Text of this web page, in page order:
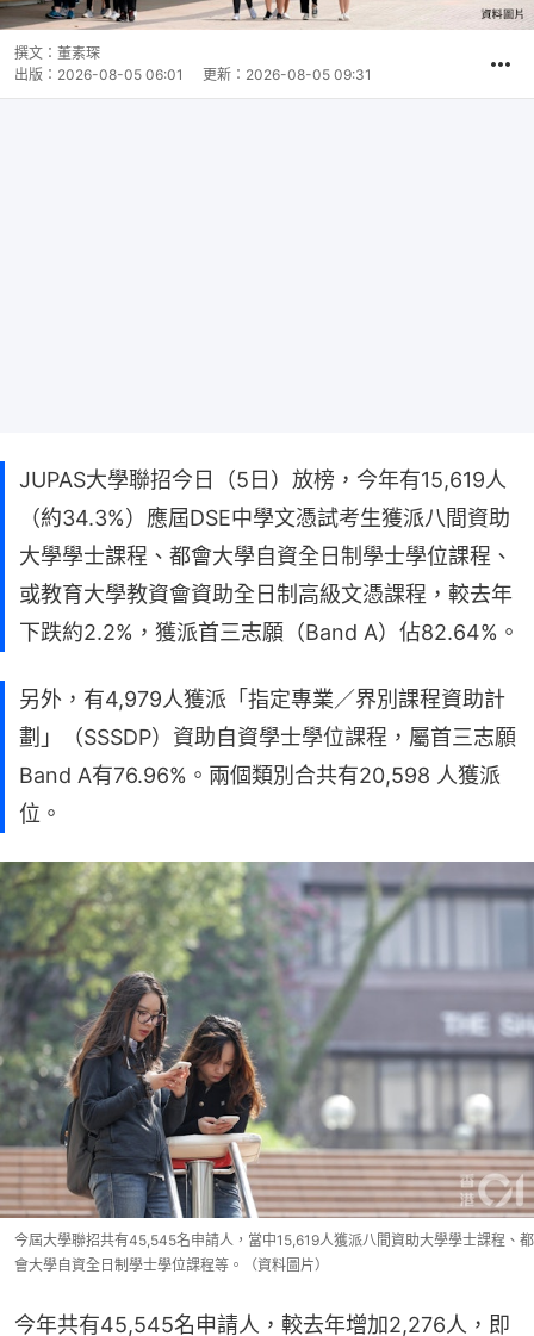
撰文： 董素琛
出版： 2026-08-05 06:01 更新： 2026-08-05 09:31
JUPAS大學聯招今日（5日）放榜，今年有15,619人
（約34.3%）應屆DSE中學文憑試考生獲派八間資助
大學學士課程、都會大學自資全日制學士學位課程、
或教育大學教資會資助全日制高級文憑課程，較去年
下跌約2.2%，獲派首三志願（Band A）佔82.64%。
另外，有4,979人獲派「指定專業／界別課程資助計
劃」（SSSDP）資助自資學士學位課程，屬首三志願
Band A有76.96%。兩個類別合共有20,598 人獲派
位。
今屆大學聯招共有45,545名申請人，當中15,619人獲派八間資助大學學士課程、都
會大學自資全日制學士學位課程等。（資料圖片）
今年共有45,545名申請人，較去年增加2,276人，即